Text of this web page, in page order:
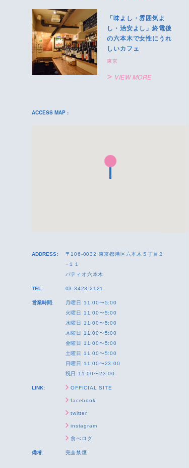
「味よし・雰囲気よ
し・治安よし」終電後
の六本木で女性にうれ
しいカフェ
東京
VIEW MORE
ACCESS MAP :
ADDRESS:
〒106-0032 東京都港区六本木５丁目２
−１１
パティオ六本木
TEL: 03-3423-2121
営業時間:
月曜日 11:00〜5:00
火曜日 11:00〜5:00
水曜日 11:00〜5:00
木曜日 11:00〜5:00
金曜日 11:00〜5:00
土曜日 11:00〜5:00
日曜日 11:00〜23:00
祝日 11:00〜23:00
LINK: OFFICIAL SITE
facebook
twitter
instagram
食べログ
備考: 完全禁煙